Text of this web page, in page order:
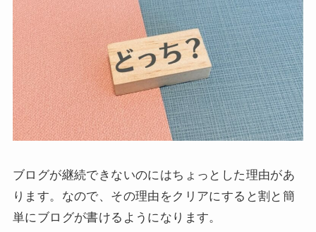
ブログが継続できないのにはちょっとした理由があ
ります。なので、その理由をクリアにすると割と簡
単にブログが書けるようになります。